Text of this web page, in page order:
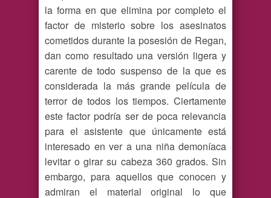
la forma en que elimina por completo el
factor de misterio sobre los asesinatos
cometidos durante la posesión de Regan,
dan como resultado una versión ligera y
carente de todo suspenso de la que es
considerada la más grande película de
terror de todos los tiempos. Ciertamente
este factor podría ser de poca relevancia
para el asistente que únicamente está
interesado en ver a una niña demoníaca
levitar o girar su cabeza 360 grados. Sin
embargo, para aquellos que conocen y
admiran el material original lo que